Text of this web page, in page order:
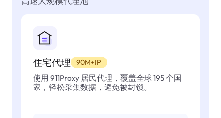
住宅代理 90M+IP
使用 911Proxy 居民代理，覆盖全球 195 个国
家，轻松采集数据，避免被封锁。